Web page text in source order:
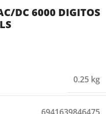
DC 6000 DIGITOS
0.25 kg
6941639846475